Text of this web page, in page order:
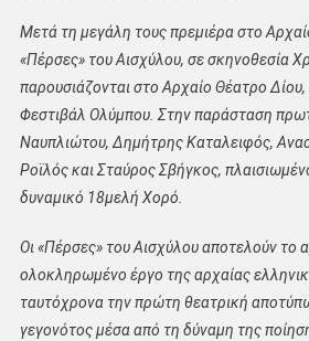
Μετά τη μεγάλη τους πρεμιέρα στο
«Πέρσες» του Αισχύλου, σε σκηνοθεσία
παρουσιάζονται στο Αρχαίο Θέατρο
Φεστιβάλ Ολύμπου. Στην παράσταση
Ναυπλιώτου, Δημήτρης Καταλειφός,
Ροϊλός και Σταύρος Σβήγκος,
δυναμικό 18μελή Χορό.
Οι «Πέρσες» του Αισχύλου αποτελούν το
ολοκληρωμένο έργο της αρχαίας
ταυτόχρονα την πρώτη θεατρική
γεγονότος μέσα από τη δύναμη της